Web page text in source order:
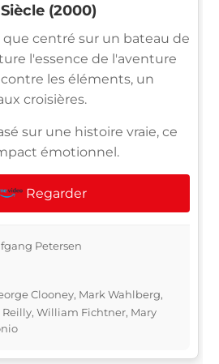
(2000)
que centré sur un bateau de
l'essence de l'aventure
les éléments, un
croisières.
sur une histoire vraie, ce
émotionnel.
Regarder
Petersen
Clooney, Mark Wahlberg,
Reilly, William Fichtner, Mary